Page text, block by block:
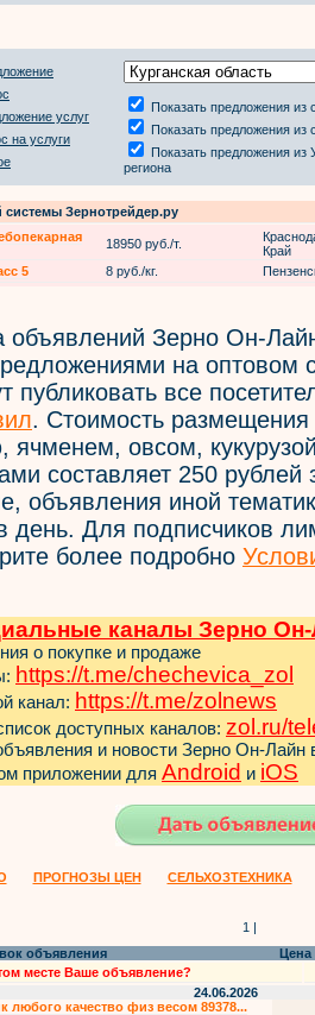
услуг
на услуги
Показать предложения из
Показать предложения из
Показать предложения из
региона
Зернотрейдер.ру
18950 руб./т.
Край
5 8 руб./кг.
объявлений Зерно Он-
на оптовом
публиковать все
. Стоимость
овсом,
составляет 250 рублей
объявления иной
день. Для подписчиков
более подробно
каналы Зерно Он-
о покупке и продаже
https://t.me/chechevica_zol
канал: https://t.me/zol news
доступных каналов: zol.ru/
и новости Зерно Он-Лайн
приложении для Android и iOS
ПРОГНОЗЫ ЦЕН СЕЛЬХОЗТЕХНИКА
1 |
объявления
Цена
месте Ваше объявление?
24.06.2026
любого качество физ весом 89378...